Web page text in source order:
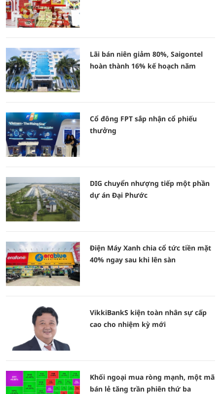
Lãi bán niên giảm 80%, Saigontel
hoàn thành 16% kế hoạch năm
Cổ đông FPT sắp nhận cổ phiếu
thưởng
DIG chuyển nhượng tiếp một phần
dự án Đại Phước
Điện Máy Xanh chia cổ tức tiền mặt
40% ngay sau khi lên sàn
VikkiBankS kiện toàn nhân sự cấp
cao cho nhiệm kỳ mới
Khối ngoại mua ròng mạnh, một mã
bán lẻ tăng trần phiên thứ ba